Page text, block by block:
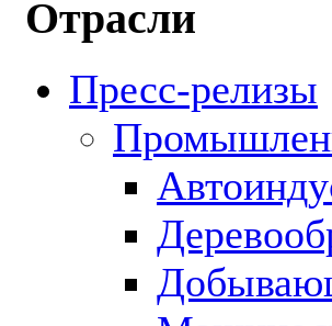
Отрасли
Пресс-релизы